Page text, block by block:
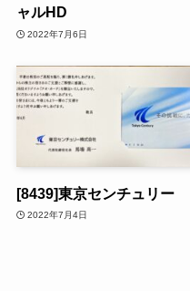
ャルHD
2022年7月6日
[8439]東京センチュリー
2022年7月4日